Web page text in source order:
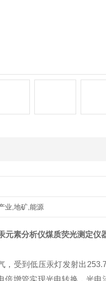
业,地矿,能源
元素分析仪煤质荧光测定仪
，受到低压汞灯发射出
倍增管实现光电转换，光